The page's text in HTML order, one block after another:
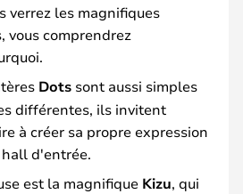
verrez les magnifiques
vous comprendrez
Dots sont aussi simples
différentes, ils invitent
à créer sa propre expression
d'entrée.
est la magnifique Kizu, qui